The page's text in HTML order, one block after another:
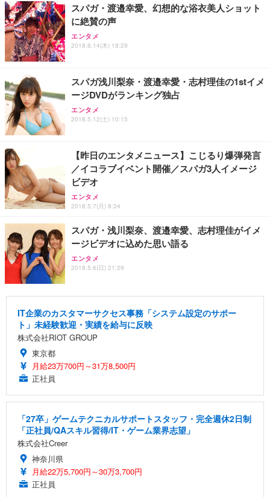
スパガ・渡邉幸愛、幻想的な浴衣美人ショット
に絶賛の声
エンタメ
2018.6.14(木) 18:29
スパガ浅川梨奈・渡邉幸愛・志村理佳の1stイメ
ージDVDがランキング独占
エンタメ
2018.5.12(土) 10:15
【昨日のエンタメニュース】こじるり爆弾発言
／イコラブイベント開催／スパガ3人イメージ
ビデオ
エンタメ
2018.5.7(月) 8:34
スパガ・浅川梨奈、渡邉幸愛、志村理佳がイメ
ージビデオに込めた思い語る
エンタメ
2018.5.6(日) 21:29
IT企業のカスタマーサクセス事務「システム設定のサポー
ト」未経験歓迎・実績を給与に反映
株式会社RIOT GROUP
東京都
月給23万700円～31万8,500円
正社員
「27卒」ゲームテクニカルサポートスタッフ・完全週休2日制
「正社員/QAスキル習得/IT・ゲーム業界志望」
株式会社Creer
神奈川県
月給22万5,700円～30万3,700円
正社員